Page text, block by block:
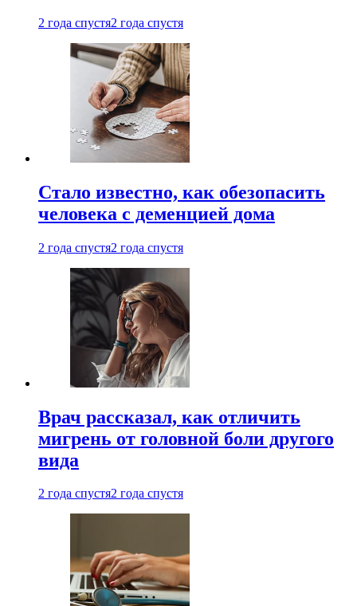
2 года спустя2 года спустя
Стало известно, как обезопасить
человека с деменцией дома
2 года спустя2 года спустя
Врач рассказал, как отличить
мигрень от головной боли другого
вида
2 года спустя2 года спустя